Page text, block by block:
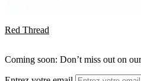
Red Thread
Coming soon: Don’t miss out on